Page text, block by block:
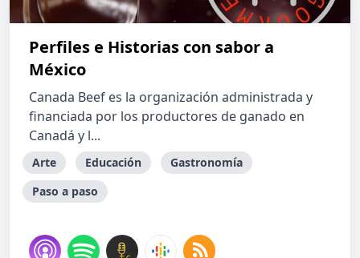
Perfiles e Historias con sabor a
México
Canada Beef es la organización administrada y
financiada por los productores de ganado en
Canadá y l...
Arte Educación
Gastronomía
Paso a paso